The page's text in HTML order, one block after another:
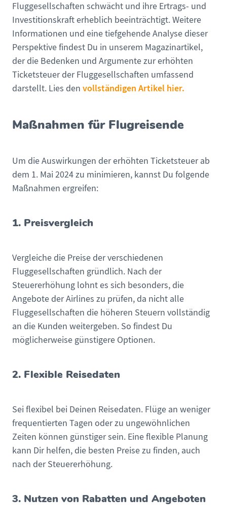
Fluggesellschaften schwächt und ihre Ertrags- und
Investitionskraft erheblich beeinträchtigt. Weitere
Informationen und eine tiefgehende Analyse dieser
Perspektive findest Du in unserem Magazinartikel,
der die Bedenken und Argumente zur erhöhten
Ticketsteuer der Fluggesellschaften umfassend
darstellt. Lies den vollständigen Artikel hier.
Maßnahmen für Flugreisende
Um die Auswirkungen der erhöhten Ticketsteuer ab
dem 1. Mai 2024 zu minimieren, kannst Du folgende
Maßnahmen ergreifen:
1. Preisvergleich
Vergleiche die Preise der verschiedenen
Fluggesellschaften gründlich. Nach der
Steuererhöhung lohnt es sich besonders, die
Angebote der Airlines zu prüfen, da nicht alle
Fluggesellschaften die höheren Steuern vollständig
an die Kunden weitergeben. So findest Du
möglicherweise günstigere Optionen.
2. Flexible Reisedaten
Sei flexibel bei Deinen Reisedaten. Flüge an weniger
frequentierten Tagen oder zu ungewöhnlichen
Zeiten können günstiger sein. Eine flexible Planung
kann Dir helfen, die besten Preise zu finden, auch
nach der Steuererhöhung.
3. Nutzen von Rabatten und Angeboten